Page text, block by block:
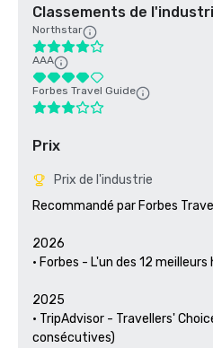
Classements de
Northstar
AAA
Forbes Travel Guide
Prix
Prix de l'industrie
Recommandé par Forbes
2026
• Forbes - L'un des 12 meilleurs
2025
• TripAdvisor - Travellers'
consécutives)